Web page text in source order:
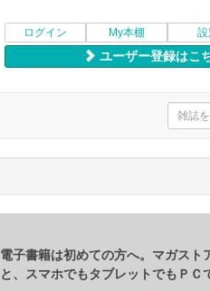
ログイン My本棚 設
ユーザー登録はこ
電子書籍は初めての方へ。マガスト
と、スマホでもタブレットでもＰＣ